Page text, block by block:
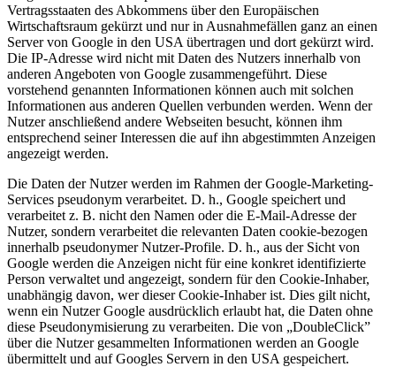
Vertragsstaaten des Abkommens über den Europäischen
Wirtschaftsraum gekürzt und nur in Ausnahmefällen ganz an einen
Server von Google in den USA übertragen und dort gekürzt wird.
Die IP-Adresse wird nicht mit Daten des Nutzers innerhalb von
anderen Angeboten von Google zusammengeführt. Diese
vorstehend genannten Informationen können auch mit solchen
Informationen aus anderen Quellen verbunden werden. Wenn der
Nutzer anschließend andere Webseiten besucht, können ihm
entsprechend seiner Interessen die auf ihn abgestimmten Anzeigen
angezeigt werden.
Die Daten der Nutzer werden im Rahmen der Google-Marketing-
Services pseudonym verarbeitet. D. h., Google speichert und
verarbeitet z. B. nicht den Namen oder die E-Mail-Adresse der
Nutzer, sondern verarbeitet die relevanten Daten cookie-bezogen
innerhalb pseudonymer Nutzer-Profile. D. h., aus der Sicht von
Google werden die Anzeigen nicht für eine konkret identifizierte
Person verwaltet und angezeigt, sondern für den Cookie-Inhaber,
unabhängig davon, wer dieser Cookie-Inhaber ist. Dies gilt nicht,
wenn ein Nutzer Google ausdrücklich erlaubt hat, die Daten ohne
diese Pseudonymisierung zu verarbeiten. Die von „DoubleClick”
über die Nutzer gesammelten Informationen werden an Google
übermittelt und auf Googles Servern in den USA gespeichert.